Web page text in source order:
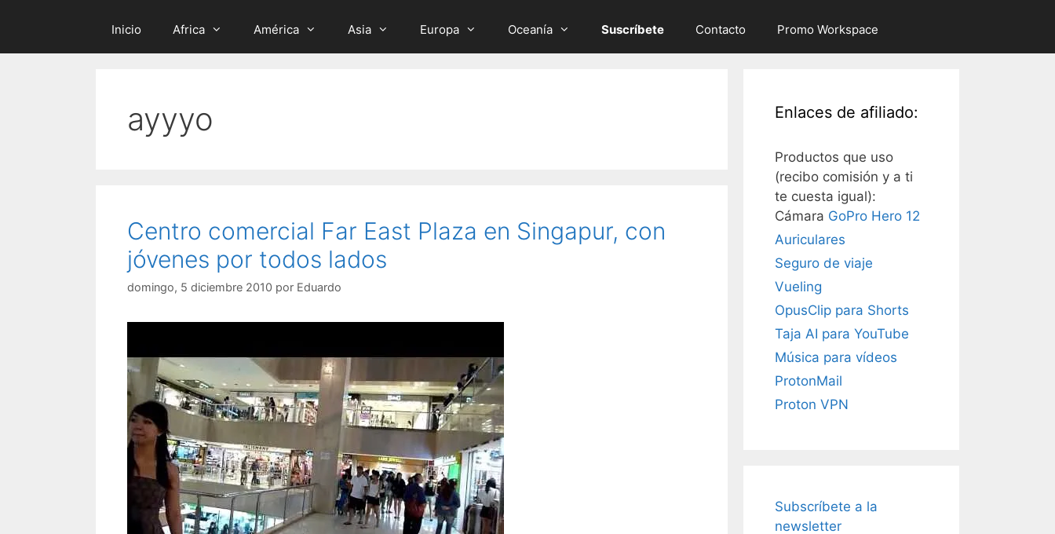
Inicio Africa América Asia Europa Oceanía Suscríbete Contacto Promo Workspace
ayyyo
Centro comercial Far East Plaza en Singapur, con
jóvenes por todos lados
domingo, 5 diciembre 2010 por Eduardo
Enlaces de afiliado:
Productos que uso
(recibo comisión y a ti
te cuesta igual):
Cámara GoPro Hero 12
Auriculares
Seguro de viaje
Vueling
OpusClip para Shorts
Taja AI para YouTube
Música para vídeos
ProtonMail
Proton VPN
Subscríbete a la
newsletter